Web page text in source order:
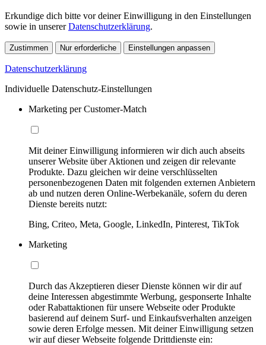
Erkundige dich bitte vor deiner Einwilligung in den Einstellungen
sowie in unsererDatenschutzerklärung.
Zustimmen Nur erforderliche Einstellungen anpassen
Datenschutzerklärung
Individuelle Datenschutz-Einstellungen
Marketing per Customer-Match
Mit deiner Einwilligung informieren wir dich auch abseits
unserer Website über Aktionen und zeigen dir relevante
Produkte. Dazu gleichen wir deine verschlüsselten
personenbezogenen Daten mit folgenden externen Anbietern
ab und nutzen deren Online-Werbekanäle, sofern du deren
Dienste bereits nutzt:
Bing, Criteo, Meta, Google, LinkedIn, Pinterest, TikTok
Marketing
Durch das Akzeptieren dieser Dienste können wir dir auf
deine Interessen abgestimmte Werbung, gesponserte Inhalte
oder Rabattaktionen für unsere Webseite oder Produkte
basierend auf deinem Surf- und Einkaufsverhalten anzeigen
sowie deren Erfolge messen. Mit deiner Einwilligung setzen
wir auf dieser Webseite folgende Drittdienste ein: